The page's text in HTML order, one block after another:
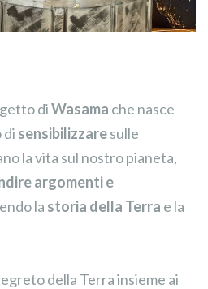
diWasama che nasce
di sensibilizzaresulle
la vita sul nostro pianeta,
argomenti e
la storia della Terra e la
della Terra insieme ai